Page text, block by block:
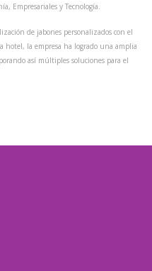
Empresariales y Tecnología.
de jabones personalizados con el
hotel, la empresa ha logrado una amplia
así múltiples soluciones para el